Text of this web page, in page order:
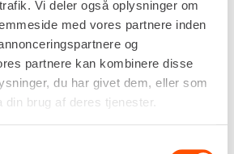
Vi deler også oplysninger om
med vores partnere inden
og
partnere kan kombinere disse
du har givet dem, eller som
brug af deres tjenester.
maks.